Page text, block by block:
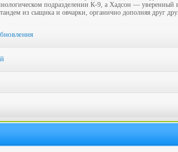
подразделении К-9, а Хадсон — уверенный
из сыщика и овчарки, органично дополняя друг